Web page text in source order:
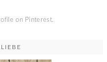
on Pinterest.